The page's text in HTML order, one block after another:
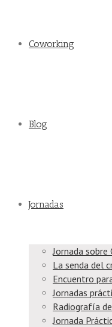
Coworking
Blog
Jornadas
Jornada sobre
La senda del
Encuentro
Jornadas
Radiografía
Jornada